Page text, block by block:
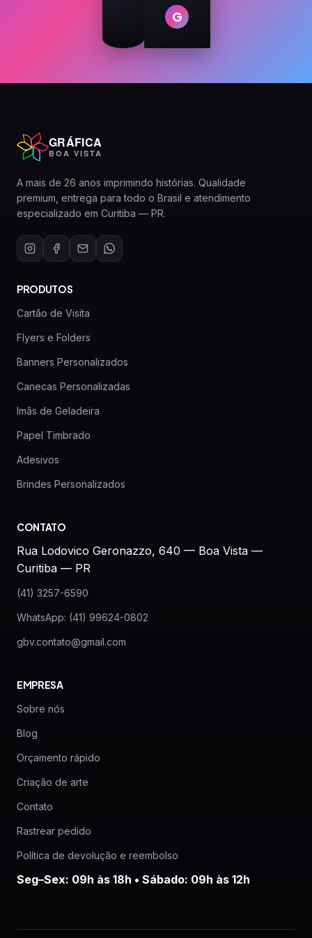
G
GRÁFICA
BOA VISTA
A mais de 26 anos imprimindo histórias. Qualidade
premium, entrega para todo o Brasil e atendimento
especializado em Curitiba — PR.
PRODUTOS
Cartão de Visita
Flyers e Folders
Banners Personalizados
Canecas Personalizadas
Imãs de Geladeira
Papel Timbrado
Adesivos
Brindes Personalizados
CONTATO
Rua Lodovico Geronazzo, 640 — Boa Vista —
Curitiba — PR
(41) 3257-6590
WhatsApp: (41) 99624-0802
gbv.contato@gmail.com
EMPRESA
Sobre nós
Blog
Orçamento rápido
Criação de arte
Contato
Rastrear pedido
Política de devolução e reembolso
Seg–Sex: 09h às 18h • Sábado: 09h às 12h